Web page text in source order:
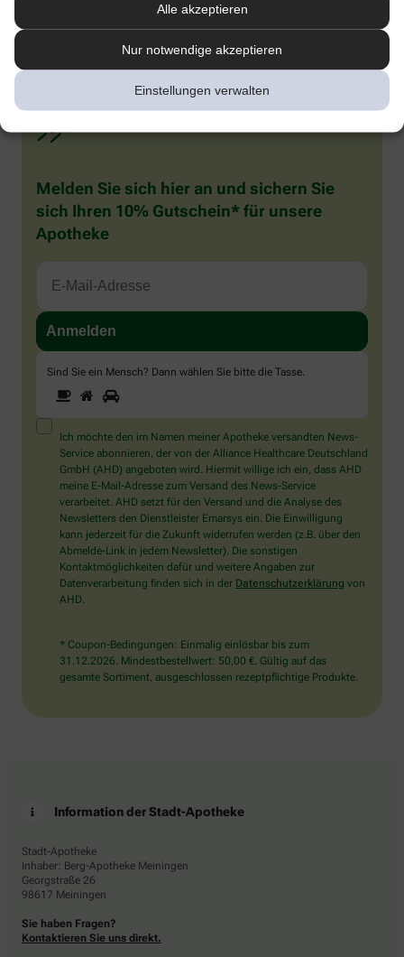
Alle akzeptieren
Nur notwendige akzeptieren
Einstellungen verwalten
Melden Sie sich hier an und sichern Sie
sich Ihren 10% Gutschein* für unsere
Apotheke
Sind Sie ein Mensch? Dann wählen Sie bitte die Tasse.
Sind
Sie
ein
Mensch?
Dann
wählen
Sie
bitte
die
Tasse.
1 2
Ich möchte den im Namen meiner Apotheke versandten News-
Service abonnieren, der von der Alliance Healthcare Deutschland
GmbH (AHD) angeboten wird. Hiermit willige ich ein, dass AHD
meine E-Mail-Adresse zum Versand des News-Service
verarbeitet. AHD setzt für den Versand und die Analyse des
Newsletters den Dienstleister Emarsys ein. Die Einwilligung
kann jederzeit für die Zukunft widerrufen werden (z.B. über den
Abmelde-Link in jedem Newsletter). Die sonstigen
Kontaktmöglichkeiten dafür und weitere Angaben zur
Datenverarbeitung finden sich in der Datenschutzerklärung von
AHD.
* Coupon-Bedingungen: Einmalig einlösbar bis zum
31.12.2026. Mindestbestellwert: 50,00 €. Gültig auf das
gesamte Sortiment, ausgeschlossen rezeptpflichtige Produkte.
Information der Stadt-Apotheke
Stadt-Apotheke
Inhaber: Berg-Apotheke Meiningen
Georgstraße 26
98617 Meiningen
Sie haben Fragen?
Kontaktieren Sie uns direkt.